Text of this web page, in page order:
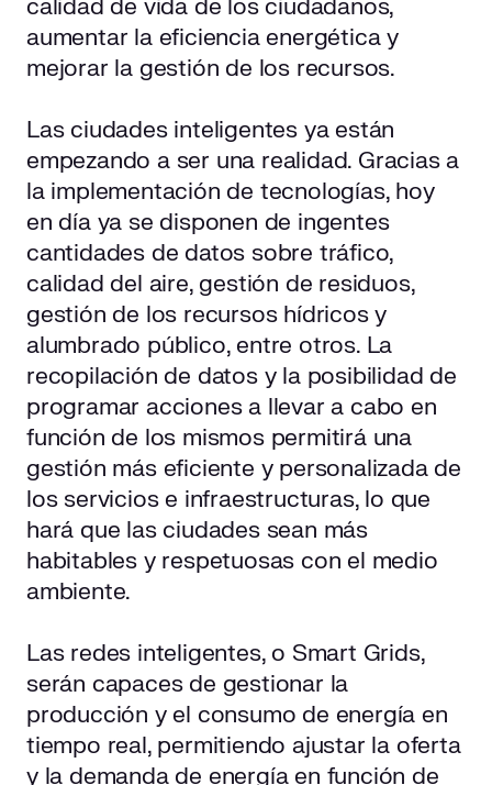
calidad de vida de los ciudadanos,
aumentar la eficiencia energética y
mejorar la gestión de los recursos.
Las ciudades inteligentes ya están
empezando a ser una realidad. Gracias a
la implementación de tecnologías, hoy
en día ya se disponen de ingentes
cantidades de datos sobre tráfico,
calidad del aire, gestión de residuos,
gestión de los recursos hídricos y
alumbrado público, entre otros. La
recopilación de datos y la posibilidad de
programar acciones a llevar a cabo en
función de los mismos permitirá una
gestión más eficiente y personalizada de
los servicios e infraestructuras, lo que
hará que las ciudades sean más
habitables y respetuosas con el medio
ambiente.
Las redes inteligentes, o Smart Grids,
serán capaces de gestionar la
producción y el consumo de energía en
tiempo real, permitiendo ajustar la oferta
y la demanda de energía en función de